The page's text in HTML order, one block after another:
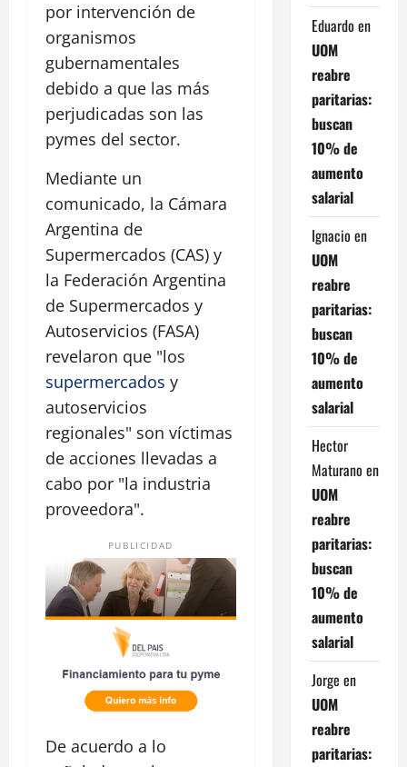
por intervención de
organismos
gubernamentales
debido a que las más
perjudicadas son las
pymes del sector.
Mediante un
comunicado, la Cámara
Argentina de
Supermercados (CAS) y
la Federación Argentina
de Supermercados y
Autoservicios (FASA)
revelaron que "los
supermercados y
autoservicios
regionales" son víctimas
de acciones llevadas a
cabo por "la industria
proveedora".
PUBLICIDAD
De acuerdo a lo
Eduardo en
UOM
reabre
paritarias:
buscan
10% de
aumento
salarial
Ignacio en
UOM
reabre
paritarias:
buscan
10% de
aumento
salarial
Hector
Maturano en
UOM
reabre
paritarias:
buscan
10% de
aumento
salarial
Jorge en
UOM
reabre
paritarias: